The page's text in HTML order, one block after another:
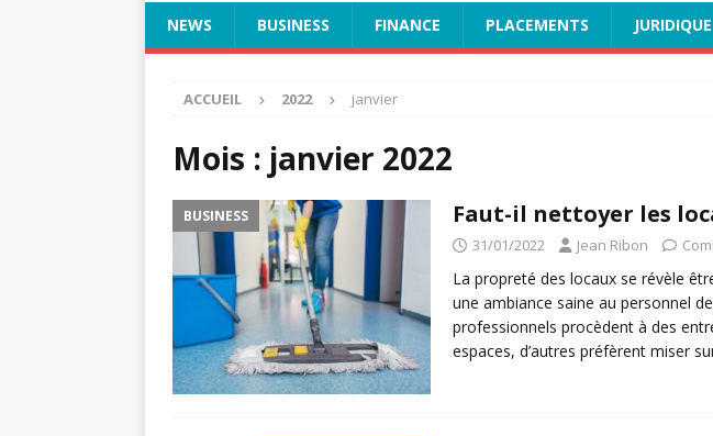
NEWS BUSINESS FINANCE PLACEMENTS JURIDIQUE
ACCUEIL 2022 janvier
Mois : janvier 2022
BUSINESS Faut-il nettoyer les
31/01/2022 Jean Ribon
La propreté des locaux se révèle
une ambiance saine au personnel
professionnels procèdent à des
espaces, d’autres préfèrent miser